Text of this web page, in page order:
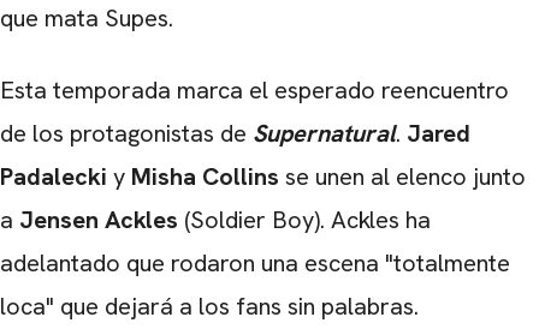
que mata Supes.
Esta temporada marca el esperado reencuentro
de los protagonistas de Supernatural. Jared
Padalecki y Misha Collins se unen al elenco junto
a Jensen Ackles (Soldier Boy). Ackles ha
adelantado que rodaron una escena "totalmente
loca" que dejará a los fans sin palabras.